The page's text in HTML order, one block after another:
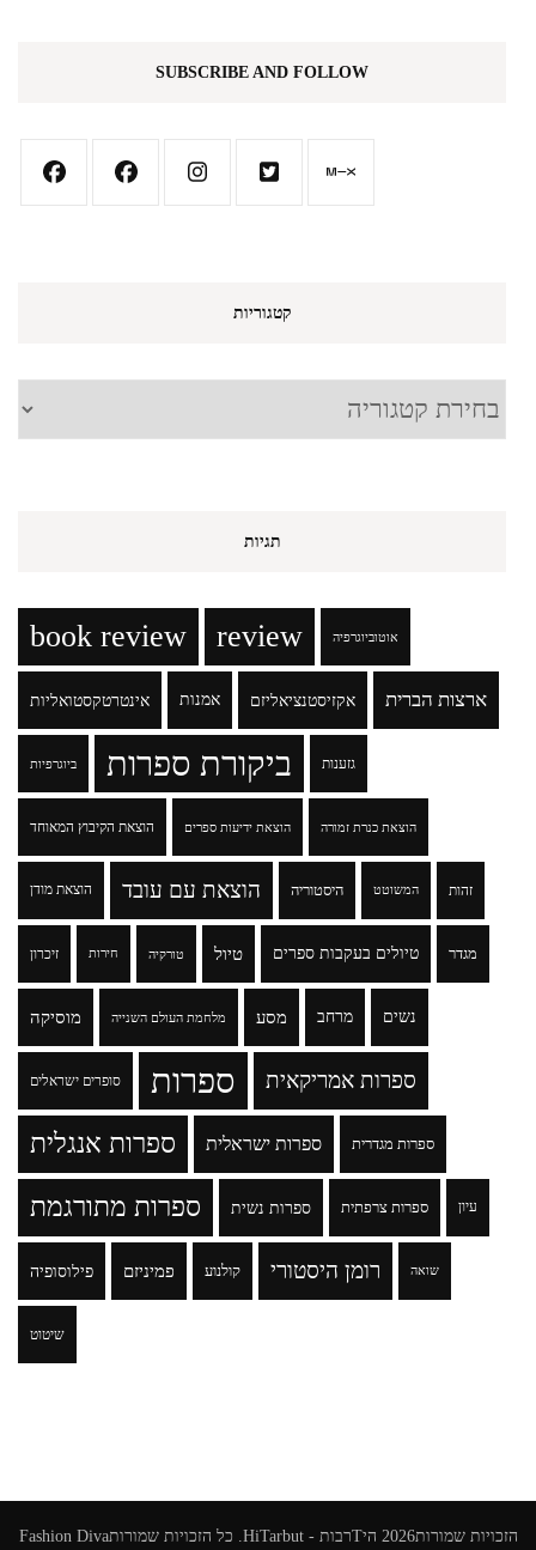
SUBSCRIBE AND FOLLOW
קטגוריות
קטגוריות
תגיות
book review review אוטוביוגרפיה
אינטרטקסטואליות אמנות אקזיסטנציאליזם ארצות הברית
ביוגרפיות ביקורת ספרות גזענות
הוצאת הקיבוץ המאוחד הוצאת ידיעות ספרים הוצאת כנרת זמורה
הוצאת מודן הוצאת עם עובד היסטוריה המשוטט זהות
זיכרון חירות טורקיה טיול טיולים בעקבות ספרים מגדר
מוסיקה מלחמת העולם השנייה מסע מרחב נשים
סופרים ישראלים ספרות ספרות אמריקאית
ספרות אנגלית ספרות ישראלית ספרות מגדרית
ספרות מתורגמת ספרות נשית ספרות צרפתית עיון
פילוסופיה פמיניזם קולנוע רומן היסטורי שואה
שיטוט
הזכויות שמורות2026 היTרבות - HiTarbut . כל הזכויות שמורותFashion Diva